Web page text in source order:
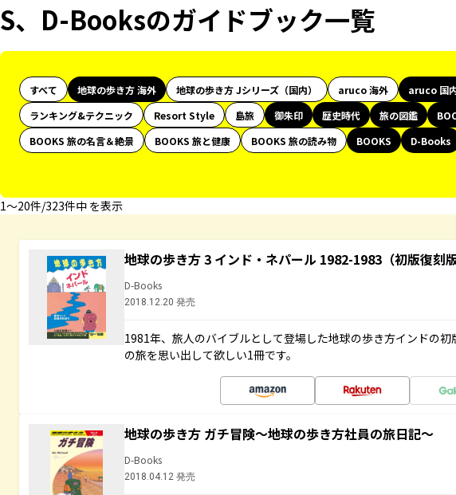
S、D-Booksのガイドブック一覧
すべて 地球の歩き方 海外 地球の歩き方 Jシリーズ（国内） aruco 海外 aruco 国
ランキング&テクニック
Resort Style 島旅 御朱印 歴史時代 旅の図鑑
BOOKS 旅の名言＆絶景
BOOKS 旅と健康 BOOKS 旅の読み物 BOOKS
D-Books
1〜20件/323件中 を表示
地球の歩き方 3 インド・ネパール 1982-1983（初版復刻版
D-Books
2018.12.20 発売
1981年、旅人のバイブルとして登場した地球の歩き方インドの
の旅を思い出して欲しい1冊です。
地球の歩き方 ガチ冒険～地球の歩き方社員の旅日記～
D-Books
2018.04.12 発売